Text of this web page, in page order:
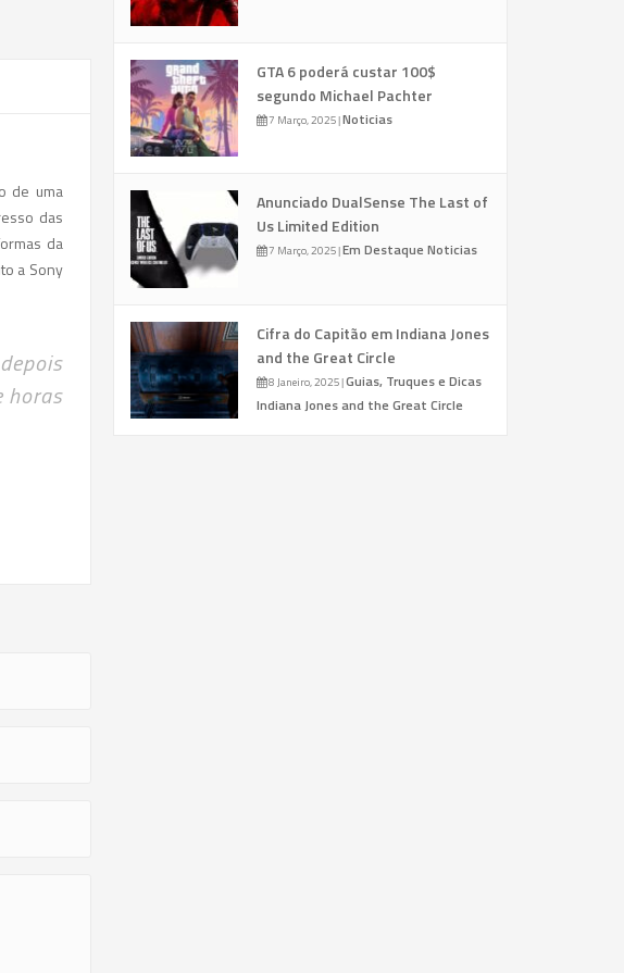
de uma
das
da
a Sony
horas
GTA 6 poderá custar 100$
segundo Michael Pachter
7 Março, 2025|Noticias
Anunciado DualSense The Last of
Us Limited Edition
7 Março, 2025|Em Destaque Noticias
Cifra do Capitão em Indiana Jones
and the Great Circle
8 Janeiro, 2025|Guias, Truques e Dicas
Indiana Jones and the Great Circle